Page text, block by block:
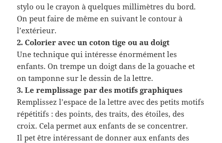
stylo ou le crayon à quelques millimètres du bord.
On peut faire de même en suivant le contour à
l’extérieur.
2. Colorier avec un coton tige ou au doigt
Une technique qui intéresse énormément les
enfants. On trempe un doigt dans de la gouache et
on tamponne sur le dessin de la lettre.
3. Le remplissage par des motifs graphiques
Remplissez l’espace de la lettre avec des petits motifs
répétitifs : des points, des traits, des étoiles, des
croix. Cela permet aux enfants de se concentrer.
Il pet être intéressant de donner aux enfants des